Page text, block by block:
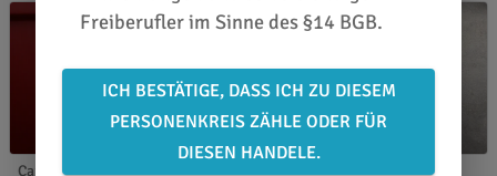
Car-Wrap Tools Car-Wrap Tools
Freiberufler im Sinne des §14 BGB.
ICH BESTÄTIGE, DASS ICH ZU DIESEM
PERSONENKREIS ZÄHLE ODER FÜR
DIESEN HANDELE.